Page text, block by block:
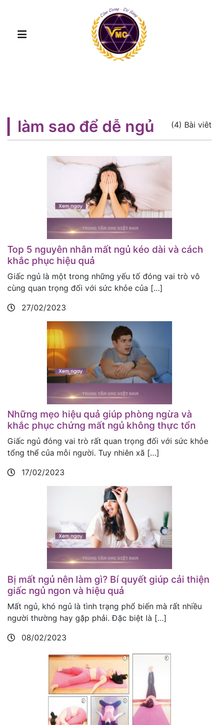
làm sao để dễ ngủ (4) Bài viêt
Top 5 nguyên nhân mất ngủ kéo dài và cách
khắc phục hiệu quả
Giấc ngủ là một trong những yếu tố đóng vai trò vô
cùng quan trọng đối với sức khỏe của […]
27/02/2023
Những mẹo hiệu quả giúp phòng ngừa và
khắc phục chứng mất ngủ không thực tổn
Giấc ngủ đóng vai trò rất quan trọng đối với sức khỏe
tổng thể của mỗi người. Tuy nhiên xã […]
17/02/2023
Bị mất ngủ nên làm gì? Bí quyết giúp cải thiện
giấc ngủ ngon và hiệu quả
Mất ngủ, khó ngủ là tình trạng phổ biến mà rất nhiều
người thường hay gặp phải. Đặc biệt là […]
08/02/2023